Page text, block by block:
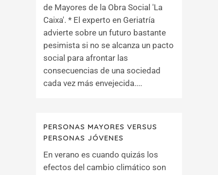
de Mayores de la Obra Social 'La
Caixa'. * El experto en Geriatría
advierte sobre un futuro bastante
pesimista si no se alcanza un pacto
social para afrontar las
consecuencias de una sociedad
cada vez más envejecida....
PERSONAS MAYORES VERSUS
PERSONAS JÓVENES
En verano es cuando quizás los
efectos del cambio climático son